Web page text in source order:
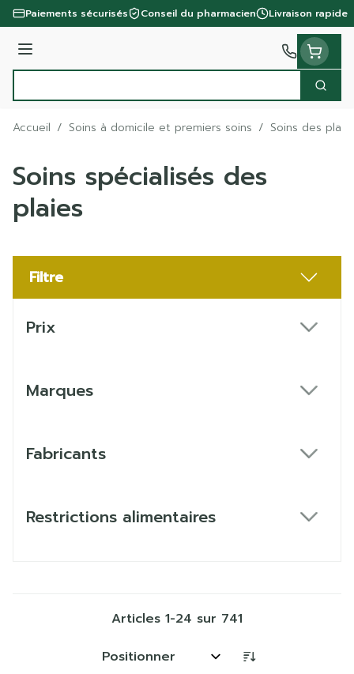
Aller au contenu
Paiements sécurisés Conseil du pharmacien Livraison rapide
Menu
Accueil / Soins à domicile et premiers soins / Soins des
Soins spécialisés des
plaies
Filtre
Prix
Marques
Fabricants
Restrictions alimentaires
Articles 1-24 sur 741
Trier par: